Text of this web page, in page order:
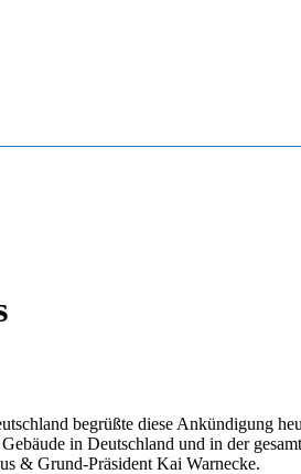
begrüßte diese Ankündigung
in Deutschland und in der
& Grund-Präsident Kai Warnecke.